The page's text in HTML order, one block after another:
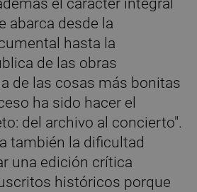
el carácter integral
abarca desde la
hasta la
de las obras
de las cosas más bonitas
ha sido hacer el
del archivo al concierto".
también la dificultad
una edición crítica
históricos porque